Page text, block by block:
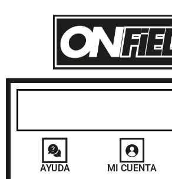
AYUDA MI CUENTA